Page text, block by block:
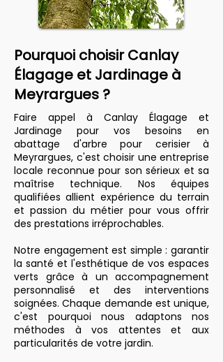
Pourquoi choisir Canlay
Élagage et Jardinage à
Meyrargues ?
Faire appel à Canlay Élagage et
Jardinage pour vos besoins en
abattage d'arbre pour cerisier à
Meyrargues, c'est choisir une entreprise
locale reconnue pour son sérieux et sa
maîtrise technique. Nos équipes
qualifiées allient expérience du terrain
et passion du métier pour vous offrir
des prestations irréprochables.
Notre engagement est simple : garantir
la santé et l'esthétique de vos espaces
verts grâce à un accompagnement
personnalisé et des interventions
soignées. Chaque demande est unique,
c'est pourquoi nous adaptons nos
méthodes à vos attentes et aux
particularités de votre jardin.